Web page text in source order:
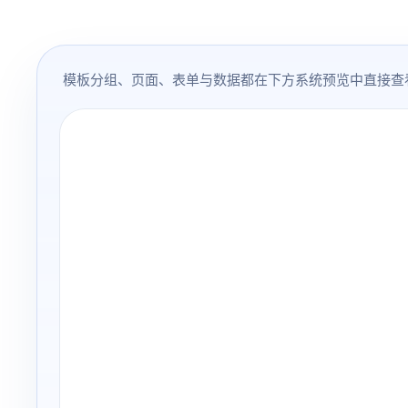
模板分组、页面、表单与数据都在下方系统预览中直接查